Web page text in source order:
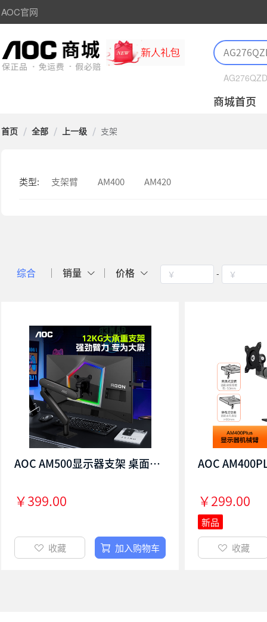
AOC官网
AG276QZD
商城首页
首页 / 全部 / 上一级 / 支架
类型: 支架臂 AM400 AM420
综合 销量 价格 ￥ - ￥
AOC AM500显示器支架 桌面支架臂 旋转电脑架 屏幕支架 电脑桌支架 居家办公电脑支架 AM500 黑色
￥399.00
收藏 加入购物车
￥299.00
新品
收藏